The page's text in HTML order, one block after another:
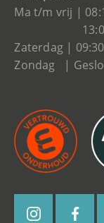
Ma t/m vrij |
13:00 -
Zaterdag |
Zondag |